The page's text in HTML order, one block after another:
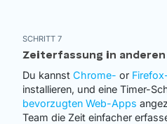
SCHRITT 7
Zeiterfassung in anderen
Du kannst Chrome- or
installieren, und eine Timer-
bevorzugten Web-Apps
Team die Zeit einfacher